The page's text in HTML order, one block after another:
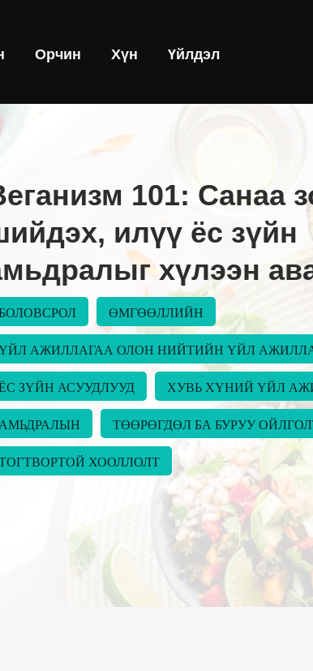
Орчин Хүн Үйлдэл
101: Санаа
илүү ёс зүйн
хүлээн
ӨМГӨӨЛЛИЙН
АЖИЛЛАГАА ОЛОН НИЙТИЙН ҮЙЛ
ЗҮЙН АСУУДЛУУД ХУВЬ ХҮНИЙ ​​ҮЙЛ
АМЬДРАЛЫН ТӨӨРӨГДӨЛ БА БУРУУ
ХООЛЛОЛТ